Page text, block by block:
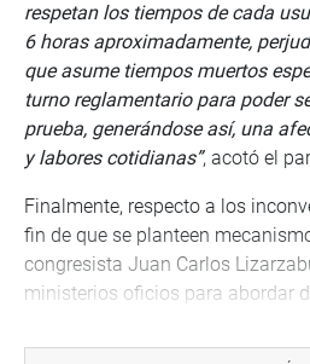
respetan los tiempos de cada
6 horas aproximadamente,
que asume tiempos muertos
turno reglamentario para poder
prueba, generándose así, una
y labores cotidianas”, acotó el
Finalmente, respecto a los
fin de que se planteen
congresista Juan Carlos
ministerios oficios para abordar
convoque a una Mesa Técnica